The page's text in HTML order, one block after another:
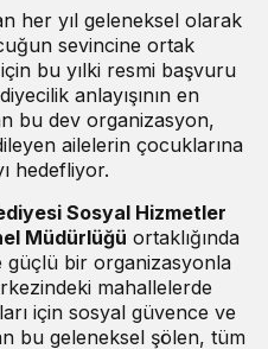
her yıl geleneksel olarak
sevincine ortak
bu yılki resmi başvuru
anlayışının en
bu dev organizasyon,
ailelerin çocuklarına
hedefliyor.
Sosyal Hizmetler
Müdürlüğü ortaklığında
güçlü bir organizasyonla
mahallelerde
için sosyal güvence ve
bu geleneksel şölen, tüm